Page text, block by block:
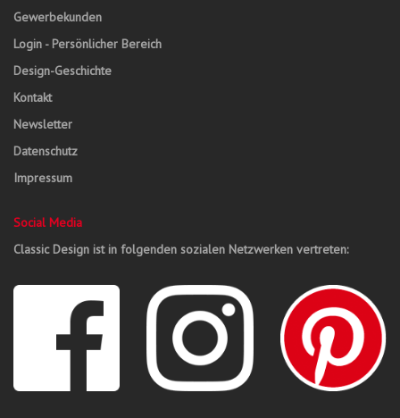
Gewerbekunden
Login - Persönlicher Bereich
Design-Geschichte
Kontakt
Newsletter
Datenschutz
Impressum
Social Media
Classic Design ist in folgenden sozialen Netzwerken vertreten: